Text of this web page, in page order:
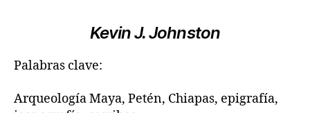
Kevin J. Johnston
Palabras clave:
Arqueología Maya, Petén, Chiapas, epigrafía,